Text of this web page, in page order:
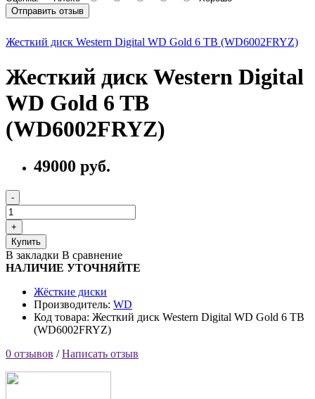
Отправить отзыв
Жесткий диск Western Digital WD Gold 6 TB (WD6002FRYZ)
Жесткий диск Western Digital
WD Gold 6 TB
(WD6002FRYZ)
49000 руб.
Купить
В закладки В сравнение
НАЛИЧИЕ УТОЧНЯЙТЕ
Жёсткие диски
Производитель: WD
Код товара: Жесткий диск Western Digital WD Gold 6 TB
(WD6002FRYZ)
0 отзывов /Написать отзыв